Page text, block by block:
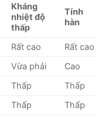
Kháng
nhiệt độ
thấp
Tính
hàn
Rất cao
Rất cao
Vừa phải
Cao
Thấp
Thấp
Thấp
Thấp